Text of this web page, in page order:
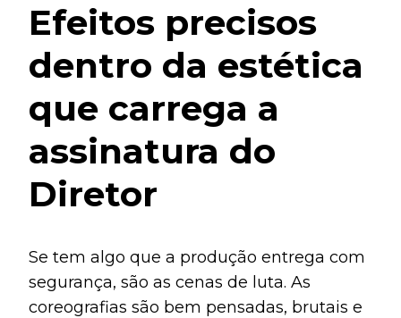
Efeitos precisos
dentro da estética
que carrega a
assinatura do
Diretor
Se tem algo que a produção entrega com
segurança, são as cenas de luta. As
coreografias são bem pensadas, brutais e